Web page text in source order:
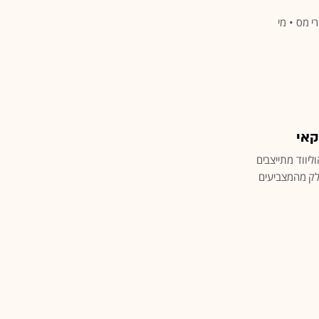
מס • מי
מתייצבים
מהמצביעים